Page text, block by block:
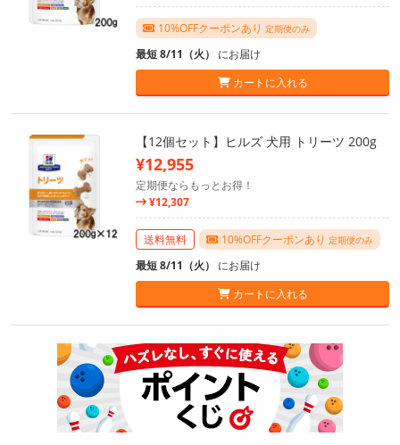
10%OFFクーポンあり 定期便のみ
最短 8/11（火） にお届け
カートに入れる
【12個セット】ヒルズ 犬用 トリーツ 200g
¥12,955
定期便ならもっとお得！
¥12,307
送料無料 10%OFFクーポンあり 定期便のみ
最短 8/11（火） にお届け
カートに入れる